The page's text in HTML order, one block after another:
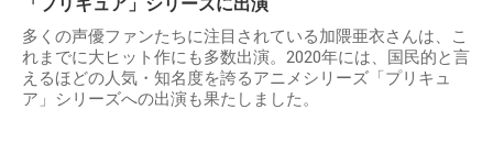
「プリキュア」シリーズに出演
多くの声優ファンたちに注目されている加隈亜衣さんは、こ
れまでに大ヒット作にも多数出演。2020年には、国民的と言
えるほどの人気・知名度を誇るアニメシリーズ「プリキュ
ア」シリーズへの出演も果たしました。